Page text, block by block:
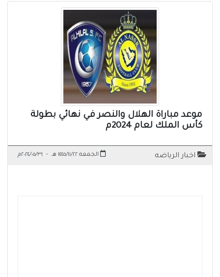
موعد مباراة الهلال والنصر في نهائي بطولة
كأس الملك لعام 2024م
اخبار الرياضه الجمعه ١٤٤٥/١١/٢٢ هـ - ٢٠٢٤/٠٥/٣١م